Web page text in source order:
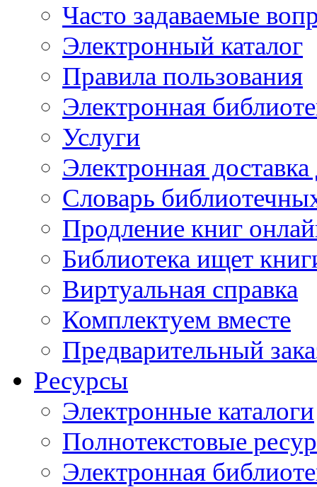
Часто задаваемые
Электронный каталог
Правила пользования
Электронная
Услуги
Электронная
Словарь
Продление книг
Библиотека ищет
Виртуальная справка
Комплектуем вместе
Предварительный
Ресурсы
Электронные каталоги
Полнотекстовые
Электронная